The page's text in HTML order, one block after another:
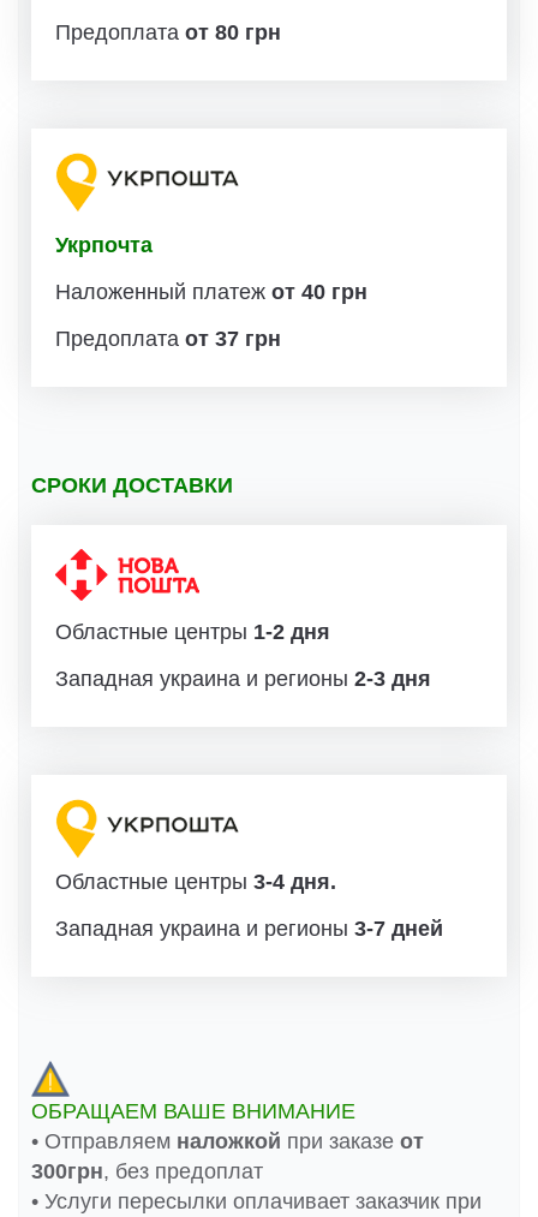
Предоплата от 80 грн
Укрпочта
Наложенный платеж от 40 грн
Предоплата от 37 грн
СРОКИ ДОСТАВКИ
Областные центры 1-2 дня
Западная украина и регионы 2-3 дня
Областные центры 3-4 дня.
Западная украина и регионы 3-7 дней
ОБРАЩАЕМ ВАШЕ ВНИМАНИЕ
• Отправляем наложкой при заказе от
300грн, без предоплат
• Услуги пересылки оплачивает заказчик при